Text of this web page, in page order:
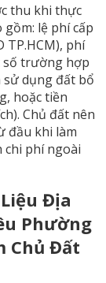
thu khi thực
lệ phí cấp
TP.HCM), phí
số trường hợp
dụng đất bổ
hoặc tiền
Chủ đất nên
đầu khi làm
chi phí ngoài
Địa
Phường
Chủ Đất